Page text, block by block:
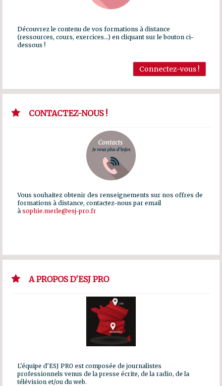
Découvrez le contenu de vos formations à distance
(ressources, cours, exercices...) en cliquant sur le bouton ci-
dessous !
Connectez-vous !
CONTACTEZ-NOUS !
Vous souhaitez obtenir des renseignements sur nos offres de
formations à distance, contactez-nous par email
à sophie.merle@esj-pro.fr
A PROPOS D'ESJ PRO
L'équipe d'ESJ PRO est composée de journalistes
professionnels venus de la presse écrite, de la radio, de la
télévision et/ou du web.